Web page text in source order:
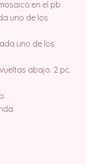
en el pb
uno de los
uno de los
abajo. 2 pc.